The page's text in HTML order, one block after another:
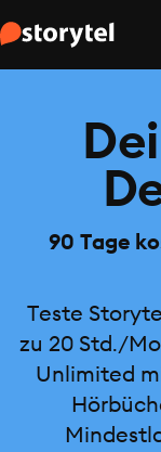
90 Tage
Teste
zu 20 Std./
Unlimited